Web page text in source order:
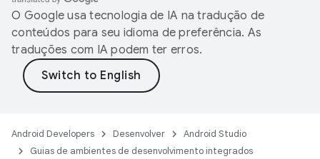
O Google usa tecnologia de IA na tradução de
conteúdos para seu idioma de preferência. As
traduções com IA podem ter erros.
Android Developers Desenvolver
Android Studio
Guias de ambientes de desenvolvimento integrados